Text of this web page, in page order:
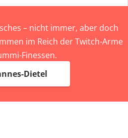
– nicht immer, aber doch
im Reich der Twitch-Arme
Finessen.
Dietel